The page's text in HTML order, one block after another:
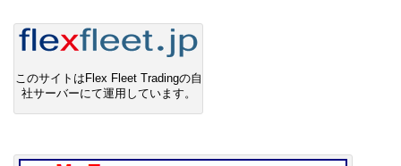
このサイトはFlex Fleet Tradingの自
社サーバーにて運用しています。